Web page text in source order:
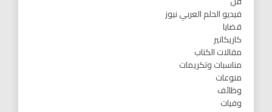
فيديو الحلم العربي نيوز
قضايا
كاريكاتير
مقالات الكتاب
مناسبات وتكريمات
منوعات
وظائف
وفيات